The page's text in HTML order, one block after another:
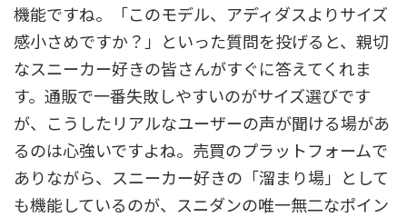
機能ですね。「このモデル、アディダスよりサイズ
感小さめですか？」といった質問を投げると、親切
なスニーカー好きの皆さんがすぐに答えてくれま
す。通販で一番失敗しやすいのがサイズ選びです
が、こうしたリアルなユーザーの声が聞ける場があ
るのは心強いですよね。売買のプラットフォームで
ありながら、スニーカー好きの「溜まり場」として
も機能しているのが、スニダンの唯一無二なポイン